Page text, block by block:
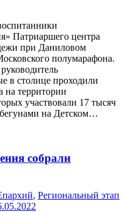
Патриаршего центра
при Даниловом
полумарафона.
в столице проходили
на территории
участвовали 17 тысяч
на Детском…
собрали
, Региональный этап